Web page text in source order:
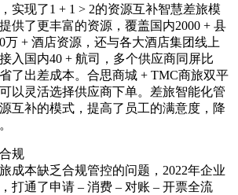
实现了1 + 1 > 2的资源互补智慧差旅模
供了更丰富的资源，覆盖国内2000 + 县
万 + 酒店资源，还与各大酒店集团线上
入国内40 + 航司，多个供应商同屏比
了出差成本。合思商城 + TMC商旅双平
以灵活选择供应商下单。差旅智能化管
互补的模式，提高了员工的满意度，降
规
成本缺乏合规管控的问题，2022年企业
打通了申请 – 消费 – 对账 – 开票全流